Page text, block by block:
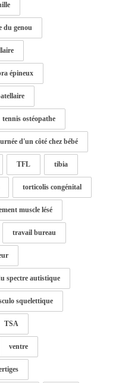
du genou
épineux
tennis ostéopathe
d'un côté chez bébé
TFL tibia
torticolis congénital
muscle lésé
travail bureau
spectre autistique
squelettique
TSA
ventre